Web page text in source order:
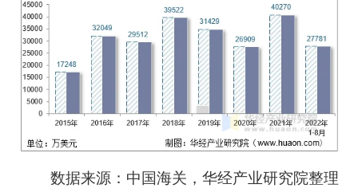
数据来源：中国海关，华经产业研究院整理